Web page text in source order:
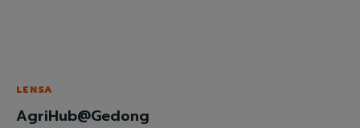
LENSA
AgriHub@Gedong